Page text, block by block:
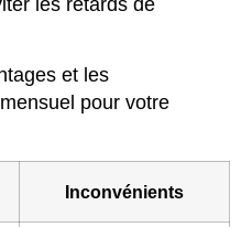
et les
pour votre
Inconvénients